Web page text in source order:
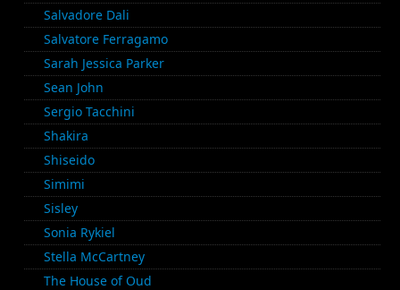
Salvadore Dali
Salvatore Ferragamo
Sarah Jessica Parker
Sean John
Sergio Tacchini
Shakira
Shiseido
Simimi
Sisley
Sonia Rykiel
Stella McCartney
The House of Oud